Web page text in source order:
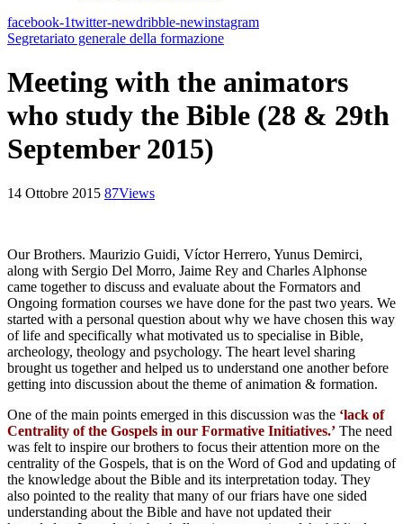
facebook-1twitter-newdribble-newinstagram
Segretariato generale della formazione
Meeting with the animators
who study the Bible (28 & 29th
September 2015)
14 Ottobre 2015 87Views
Our Brothers. Maurizio Guidi, Víctor Herrero, Yunus Demirci,
along with Sergio Del Morro, Jaime Rey and Charles Alphonse
came together to discuss and evaluate about the Formators and
Ongoing formation courses we have done for the past two years. We
started with a personal question about why we have chosen this way
of life and specifically what motivated us to specialise in Bible,
archeology, theology and psychology. The heart level sharing
brought us together and helped us to understand one another before
getting into discussion about the theme of animation & formation.
One of the main points emerged in this discussion was the ‘lack of
Centrality of the Gospels in our Formative Initiatives.’ The need
was felt to inspire our brothers to focus their attention more on the
centrality of the Gospels, that is on the Word of God and updating of
the knowledge about the Bible and its interpretation today. They
also pointed to the reality that many of our friars have one sided
understanding about the Bible and have not updated their